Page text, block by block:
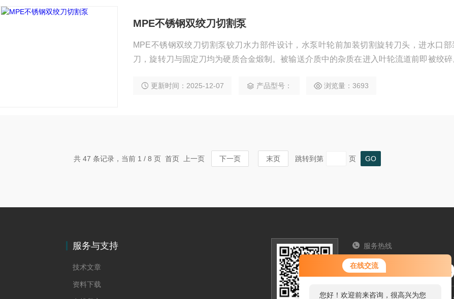
在线交流
您好！欢迎前来咨询，很高兴为您
服务，请问您要咨询什么问题呢？
您好，看您停留很久了，是否找到
MPE不锈钢双绞刀切割泵
MPE不锈钢双绞刀切割泵铰刀水力部件设计，水泵叶轮前加装切割旋转刀头，进水口部
刀，旋转刀与固定刀均为硬质合金煅制。被输送介质中的杂质在进入叶轮流道前即被绞
更新时间：2025-12-07 产品型号： 浏览量：3693
共 47 条记录，当前 1 / 8 页 首页 上一页 下一页 末页 跳转到第 页
服务与支持
技术文章
资料下载
服务热线
025-